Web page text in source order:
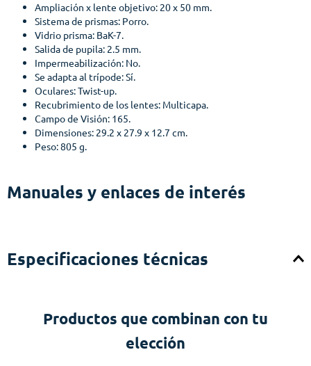
Ampliación x lente objetivo: 20 x 50 mm.
Sistema de prismas: Porro.
Vidrio prisma: BaK-7.
Salida de pupila: 2.5 mm.
Impermeabilización: No.
Se adapta al trípode: Sí.
Oculares: Twist-up.
Recubrimiento de los lentes: Multicapa.
Campo de Visión: 165.
Dimensiones: 29.2 x 27.9 x 12.7 cm.
Peso: 805 g.
Manuales y enlaces de interés
Especificaciones técnicas
Productos que combinan con tu
elección